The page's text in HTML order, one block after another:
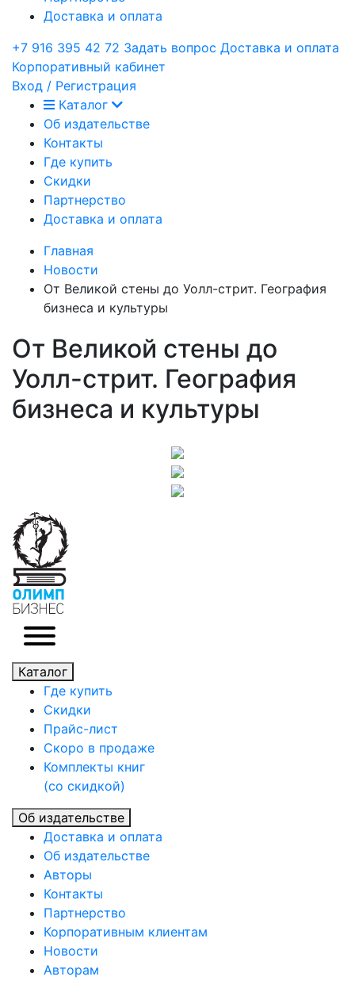
Доставка и оплата
+7 916 395 42 72 Задать вопрос Доставка и оплата
Корпоративный кабинет
Вход / Регистрация
Каталог
Об издательстве
Контакты
Где купить
Скидки
Партнерство
Доставка и оплата
Главная
Новости
От Великой стены до Уолл-стрит. География
бизнеса и культуры
От Великой стены до
Уолл-стрит. География
бизнеса и культуры
Каталог
Где купить
Скидки
Прайc-лист
Скоро в продаже
Комплекты книг
(со скидкой)
Об издательстве
Доставка и оплата
Об издательстве
Авторы
Контакты
Партнерство
Корпоративным клиентам
Новости
Авторам